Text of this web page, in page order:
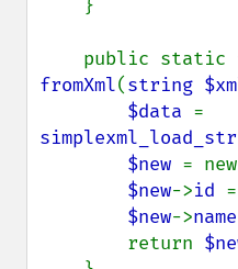
fromXml(string
$data
$new =
$new->id
$new->name
        return